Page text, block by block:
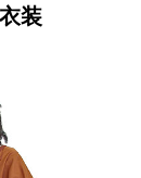
装